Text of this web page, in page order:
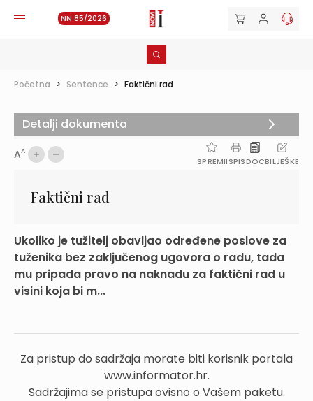
NN 85/2026
Početna > Sentence > Faktični rad
AA
SPREMIISPISDOCBILJEŠKE
Faktični rad
Ukoliko je tužitelj obavljao određene poslove za
tuženika bez zaključenog ugovora o radu, tada
mu pripada pravo na naknadu za faktični rad u
visini koja bi m...
Za pristup do sadržaja morate biti korisnik portala
www.informator.hr.
Sadržajima se pristupa ovisno o Vašem paketu.
Detalji dokumenta